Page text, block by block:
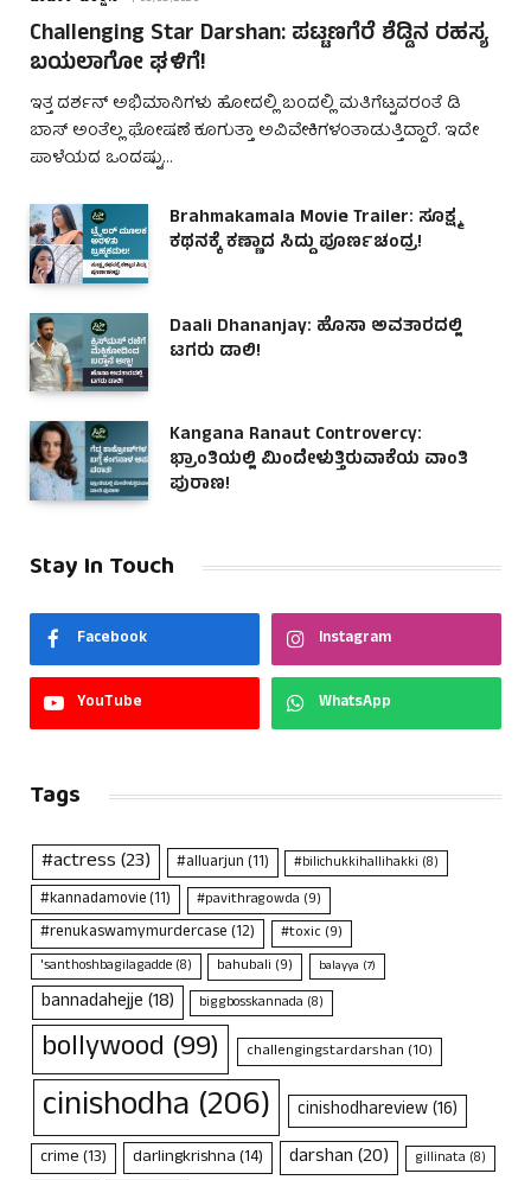
Challenging Star Darshan: ಪಟ್ಟಣಗೆರೆ ಶೆಡ್ಡಿನ ರಹಸ್ಯ
ಬಯಲಾಗೋ ಘಳಿಗೆ!
ಇತ್ತ ದರ್ಶನ್ ಅಭಿಮಾನಿಗಳು ಹೋದಲ್ಲಿ ಬಂದಲ್ಲಿ ಮತಿಗೆಟ್ಟವರಂತೆ ಡಿ
ಬಾಸ್ ಅಂತೆಲ್ಲ ಘೋಷಣೆ ಕೂಗುತ್ತಾ ಅವಿವೇಕಿಗಳಂತಾಡುತ್ತಿದ್ದಾರೆ. ಇದೇ
ಪಾಳೆಯದ ಒಂದಷ್ಟು…
Brahmakamala Movie Trailer: ಸೂಕ್ಷ್ಮ
ಕಥನಕ್ಕೆ ಕಣ್ಣಾದ ಸಿದ್ದು ಪೂರ್ಣಚಂದ್ರ!
Daali Dhananjay: ಹೊಸಾ ಅವತಾರದಲ್ಲಿ
ಟಗರು ಡಾಲಿ!
Kangana Ranaut Controvercy:
ಭ್ರಾಂತಿಯಲ್ಲಿ ಮಿಂದೇಳುತ್ತಿರುವಾಕೆಯ ವಾಂತಿ
ಪುರಾಣ!
Stay In Touch
Facebook Instagram
YouTube WhatsApp
Tags
#actress(23) #alluarjun(11) #bilichukkihallihakki (8)
#kannadamovie(11) #pavithragowda (9)
#renukaswamymurdercase(12) #toxic(9)
'santhoshbagilagadde (8) bahubali (9) balayya (7)
bannadahejje(18) biggbosskannada (8)
bollywood (99) challengingstardarshan (10)
cinishodha (206) cinishodhareview(16)
crime(13) darlingkrishna(14) darshan(20) gillinata (8)